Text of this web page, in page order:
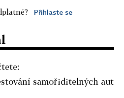
Přihlaste se
samořiditelných aut